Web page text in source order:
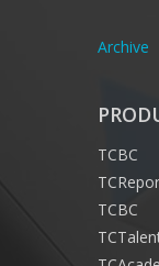
Archive
TCBC
TCBC